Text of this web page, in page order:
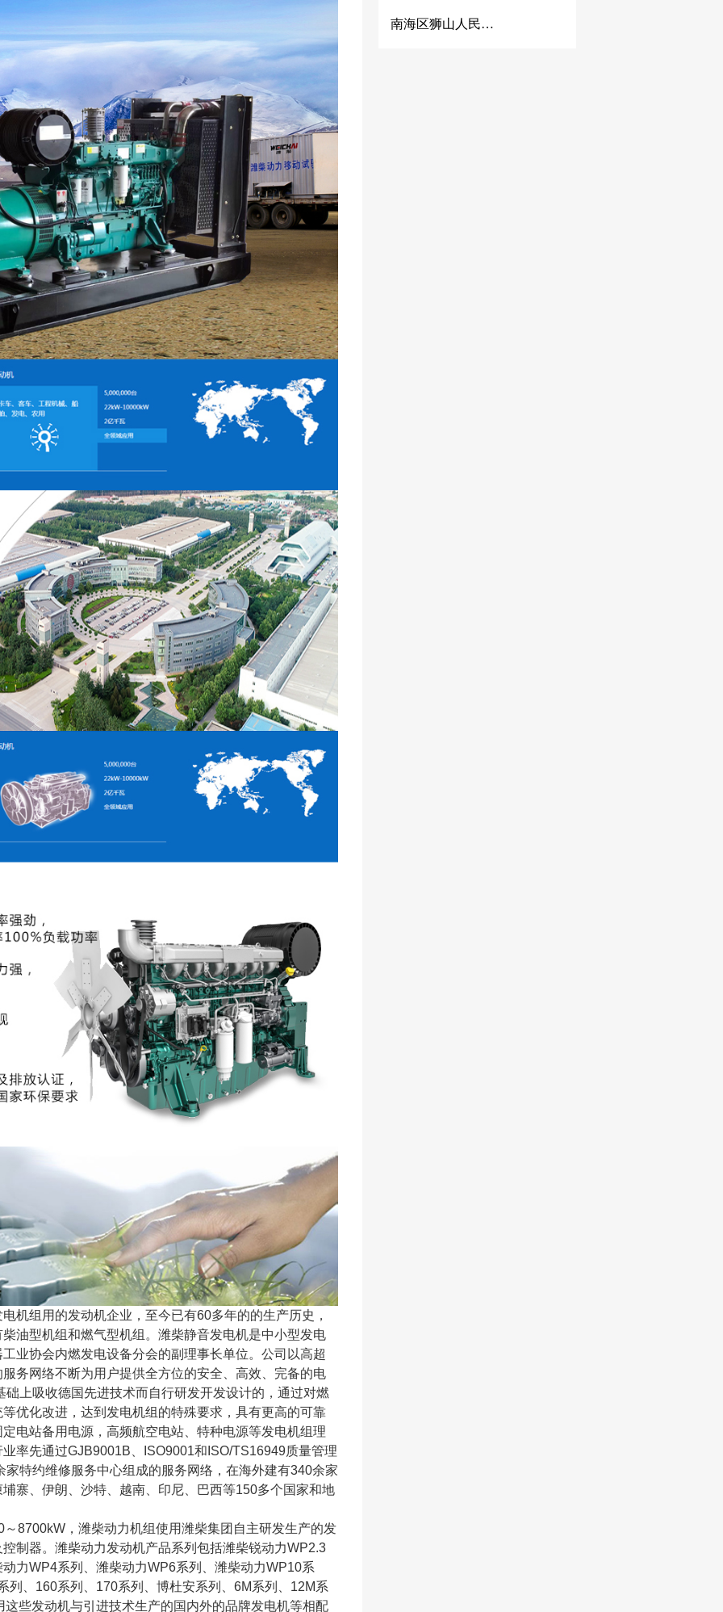
机组用的发动机企业，至今已有60多年的的生产历史，
油型机组和燃气型机组。潍柴静音发电机是中小型发电
业协会内燃发电设备分会的副理事长单位。公司以高超
务网络不断为用户提供全方位的安全、高效、完备的电
上吸收德国先进技术而自行研发开发设计的，通过对燃
优化改进，达到发电机组的特殊要求，具有更高的可靠
电站备用电源，高频航空电站、特种电源等发电机组理
率先通过GJB9001B、ISO9001和ISO/TS16949质量管理
特约维修服务中心组成的服务网络，在海外建有340余家
寨、伊朗、沙特、越南、印尼、巴西等150多个国家和地
，潍柴动力机组使用潍柴集团自主研发生产的发
制器。潍柴动力发动机产品系列包括潍柴锐动力WP2.3
力WP4系列、潍柴动力WP6系列、潍柴动力WP10系
列、160系列、170系列、博杜安系列、6M系列、12M系
些发动机与引进技术生产的国内外的品牌发电机等相配
南海区狮山人民医院500KW康明斯发电机组并机